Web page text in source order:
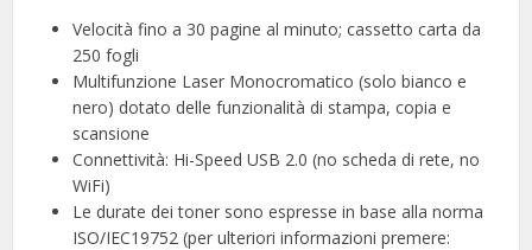
Velocità fino a 30 pagine al minuto; cassetto carta da
250 fogli
Multifunzione Laser Monocromatico (solo bianco e
nero) dotato delle funzionalità di stampa, copia e
scansione
Connettività: Hi-Speed USB 2.0 (no scheda di rete, no
WiFi)
Le durate dei toner sono espresse in base alla norma
ISO/IEC19752 (per ulteriori informazioni premere: